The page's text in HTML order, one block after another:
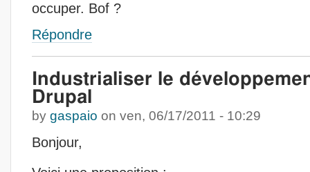
occuper. Bof ?
Répondre
Industrialiser le
Drupal
by gaspaio on ven, 06/17/2011 - 10:29
Bonjour,